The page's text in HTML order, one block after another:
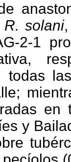
R. solani
2-1
todas
en
y